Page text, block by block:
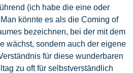
(ich habe die eine oder
könnte es als die Coming of
bezeichnen, bei der mit dem
wächst, sondern auch der eigene
für diese wunderbaren
zu oft für selbstverständlich